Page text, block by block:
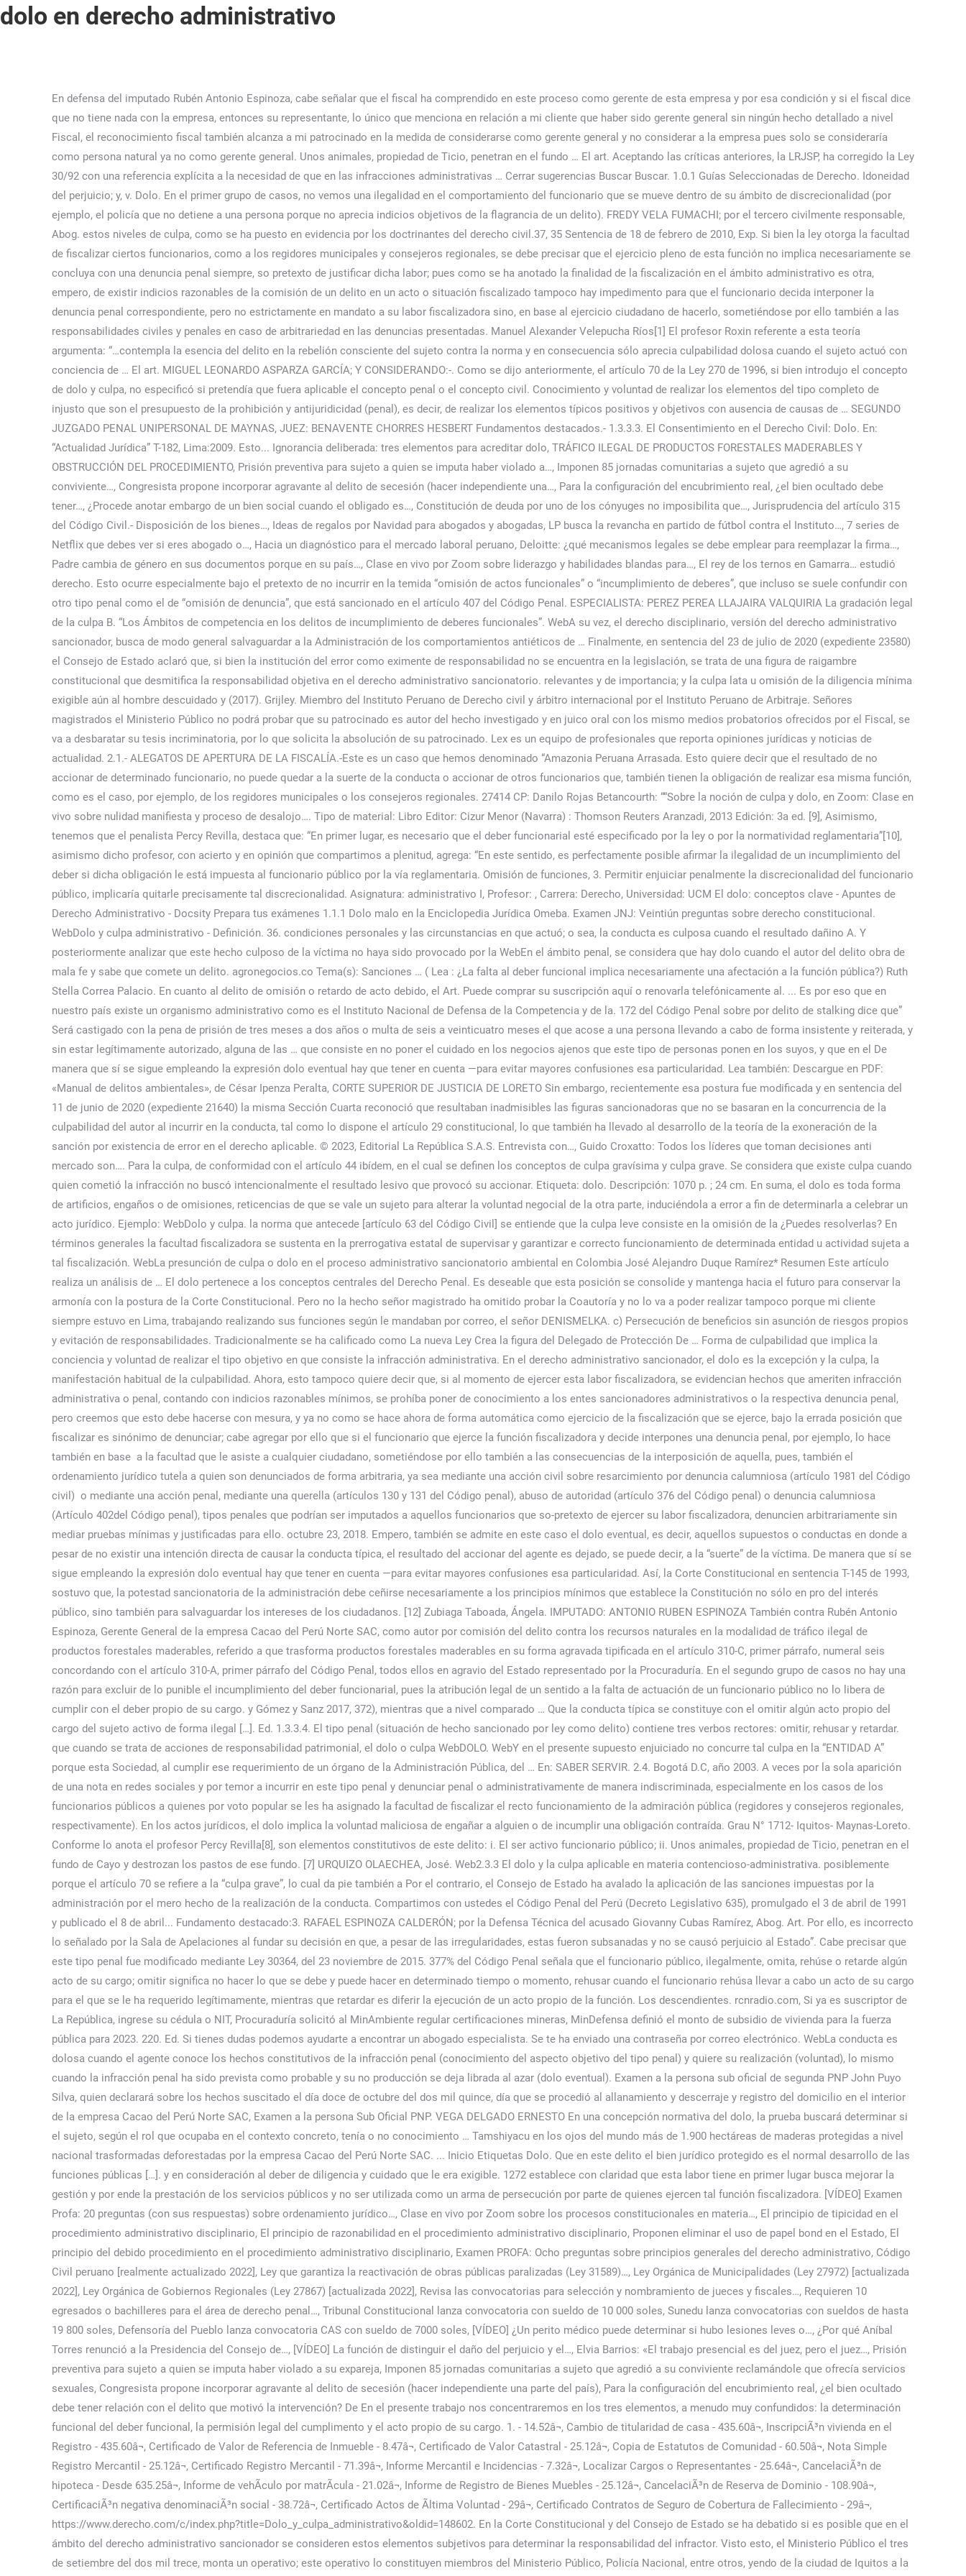
dolo en derecho administrativo
En defensa del imputado Rubén Antonio Espinoza, cabe señalar que el fiscal ha comprendido en este proceso como gerente de esta empresa y por esa condición y si el fiscal dice que no tiene nada con la empresa, entonces su representante, lo único que menciona en relación a mi cliente que haber sido gerente general sin ningún hecho detallado a nivel Fiscal, el reconocimiento fiscal también alcanza a mi patrocinado en la medida de considerarse como gerente general y no considerar a la empresa pues solo se consideraría como persona natural ya no como gerente general. Unos animales, propiedad de Ticio, penetran en el fundo … El art. Aceptando las críticas anteriores, la LRJSP, ha corregido la Ley 30/92 con una referencia explícita a la necesidad de que en las infracciones administrativas … Cerrar sugerencias Buscar Buscar. 1.0.1 Guías Seleccionadas de Derecho. Idoneidad del perjuicio; y, v. Dolo. En el primer grupo de casos, no vemos una ilegalidad en el comportamiento del funcionario que se mueve dentro de su ámbito de discrecionalidad (por ejemplo, el policía que no detiene a una persona porque no aprecia indicios objetivos de la flagrancia de un delito). FREDY VELA FUMACHI; por el tercero civilmente responsable, Abog. estos niveles de culpa, como se ha puesto en evidencia por los doctrinantes del derecho civil.37, 35 Sentencia de 18 de febrero de 2010, Exp. Si bien la ley otorga la facultad de fiscalizar ciertos funcionarios, como a los regidores municipales y consejeros regionales, se debe precisar que el ejercicio pleno de esta función no implica necesariamente se concluya con una denuncia penal siempre, so pretexto de justificar dicha labor; pues como se ha anotado la finalidad de la fiscalización en el ámbito administrativo es otra, empero, de existir indicios razonables de la comisión de un delito en un acto o situación fiscalizado tampoco hay impedimento para que el funcionario decida interponer la denuncia penal correspondiente, pero no estrictamente en mandato a su labor fiscalizadora sino, en base al ejercicio ciudadano de hacerlo, sometiéndose por ello también a las responsabilidades civiles y penales en caso de arbitrariedad en las denuncias presentadas. Manuel Alexander Velepucha Ríos[1] El profesor Roxin referente a esta teoría argumenta: “…contempla la esencia del delito en la rebelión consciente del sujeto contra la norma y en consecuencia sólo aprecia culpabilidad dolosa cuando el sujeto actuó con conciencia de … El art. MIGUEL LEONARDO ASPARZA GARCÍA; Y CONSIDERANDO:-. Como se dijo anteriormente, el artículo 70 de la Ley 270 de 1996, si bien introdujo el concepto de dolo y culpa, no especificó si pretendía que fuera aplicable el concepto penal o el concepto civil. Conocimiento y voluntad de realizar los elementos del tipo completo de injusto que son el presupuesto de la prohibición y antijuridicidad (penal), es decir, de realizar los elementos típicos positivos y objetivos con ausencia de causas de … SEGUNDO JUZGADO PENAL UNIPERSONAL DE MAYNAS, JUEZ: BENAVENTE CHORRES HESBERT Fundamentos destacados.- 1.3.3.3. El Consentimiento en el Derecho Civil: Dolo. En: “Actualidad Jurídica” T-182, Lima:2009. Esto... Ignorancia deliberada: tres elementos para acreditar dolo, TRÁFICO ILEGAL DE PRODUCTOS FORESTALES MADERABLES Y OBSTRUCCIÓN DEL PROCEDIMIENTO, Prisión preventiva para sujeto a quien se imputa haber violado a…, Imponen 85 jornadas comunitarias a sujeto que agredió a su conviviente…, Congresista propone incorporar agravante al delito de secesión (hacer independiente una…, Para la configuración del encubrimiento real, ¿el bien ocultado debe tener…, ¿Procede anotar embargo de un bien social cuando el obligado es…, Constitución de deuda por uno de los cónyuges no imposibilita que…, Jurisprudencia del artículo 315 del Código Civil.- Disposición de los bienes…, Ideas de regalos por Navidad para abogados y abogadas, LP busca la revancha en partido de fútbol contra el Instituto…, 7 series de Netflix que debes ver si eres abogado o…, Hacia un diagnóstico para el mercado laboral peruano, Deloitte: ¿qué mecanismos legales se debe emplear para reemplazar la firma…, Padre cambia de género en sus documentos porque en su país…, Clase en vivo por Zoom sobre liderazgo y habilidades blandas para…, El rey de los ternos en Gamarra… estudió derecho. Esto ocurre especialmente bajo el pretexto de no incurrir en la temida “omisión de actos funcionales” o “incumplimiento de deberes”, que incluso se suele confundir con otro tipo penal como el de “omisión de denuncia”, que está sancionado en el artículo 407 del Código Penal. ESPECIALISTA: PEREZ PEREA LLAJAIRA VALQUIRIA La gradación legal de la culpa B. “Los Ámbitos de competencia en los delitos de incumplimiento de deberes funcionales”. WebA su vez, el derecho disciplinario, versión del derecho administrativo sancionador, busca de modo general salvaguardar a la Administración de los comportamientos antiéticos de … Finalmente, en sentencia del 23 de julio de 2020 (expediente 23580) el Consejo de Estado aclaró que, si bien la institución del error como eximente de responsabilidad no se encuentra en la legislación, se trata de una figura de raigambre constitucional que desmitifica la responsabilidad objetiva en el derecho administrativo sancionatorio. relevantes y de importancia; y la culpa lata u omisión de la diligencia mínima exigible aún al hombre descuidado y (2017). Grijley. Miembro del Instituto Peruano de Derecho civil y árbitro internacional por el Instituto Peruano de Arbitraje. Señores magistrados el Ministerio Público no podrá probar que su patrocinado es autor del hecho investigado y en juico oral con los mismo medios probatorios ofrecidos por el Fiscal, se va a desbaratar su tesis incriminatoria, por lo que solicita la absolución de su patrocinado. Lex es un equipo de profesionales que reporta opiniones jurídicas y noticias de actualidad. 2.1.- ALEGATOS DE APERTURA DE LA FISCALÍA.-Este es un caso que hemos denominado “Amazonia Peruana Arrasada. Esto quiere decir que el resultado de no accionar de determinado funcionario, no puede quedar a la suerte de la conducta o accionar de otros funcionarios que, también tienen la obligación de realizar esa misma función, como es el caso, por ejemplo, de los regidores municipales o los consejeros regionales. 27414 CP: Danilo Rojas Betancourth: ““Sobre la noción de culpa y dolo, en Zoom: Clase en vivo sobre nulidad manifiesta y proceso de desalojo…. Tipo de material: Libro Editor: Cizur Menor (Navarra) : Thomson Reuters Aranzadi, 2013 Edición: 3a ed. [9], Asimismo, tenemos que el penalista Percy Revilla, destaca que: “En primer lugar, es necesario que el deber funcionarial esté especificado por la ley o por la normatividad reglamentaria”[10], asimismo dicho profesor, con acierto y en opinión que compartimos a plenitud, agrega: “En este sentido, es perfectamente posible afirmar la ilegalidad de un incumplimiento del deber si dicha obligación le está impuesta al funcionario público por la vía reglamentaria. Omisión de funciones, 3. Permitir enjuiciar penalmente la discrecionalidad del funcionario público, implicaría quitarle precisamente tal discrecionalidad. Asignatura: administrativo I, Profesor: , Carrera: Derecho, Universidad: UCM El dolo: conceptos clave - Apuntes de Derecho Administrativo - Docsity Prepara tus exámenes 1.1.1 Dolo malo en la Enciclopedia Jurídica Omeba. Examen JNJ: Veintiún preguntas sobre derecho constitucional. WebDolo y culpa administrativo - Definición. 36. condiciones personales y las circunstancias en que actuó; o sea, la conducta es culposa cuando el resultado dañino A. Y posteriormente analizar que este hecho culposo de la víctima no haya sido provocado por la WebEn el ámbito penal, se considera que hay dolo cuando el autor del delito obra de mala fe y sabe que comete un delito. agronegocios.co Tema(s): Sanciones … ( Lea : ¿La falta al deber funcional implica necesariamente una afectación a la función pública?) Ruth Stella Correa Palacio. En cuanto al delito de omisión o retardo de acto debido, el Art. Puede comprar su suscripción aquí o renovarla telefónicamente al. ... Es por eso que en nuestro país existe un organismo administrativo como es el Instituto Nacional de Defensa de la Competencia y de la. 172 del Código Penal sobre por delito de stalking dice que” Será castigado con la pena de prisión de tres meses a dos años o multa de seis a veinticuatro meses el que acose a una persona llevando a cabo de forma insistente y reiterada, y sin estar legítimamente autorizado, alguna de las … que consiste en no poner el cuidado en los negocios ajenos que este tipo de personas ponen en los suyos, y que en el De manera que sí se sigue empleando la expresión dolo eventual hay que tener en cuenta —para evitar mayores confusiones esa particularidad. Lea también: Descargue en PDF: «Manual de delitos ambientales», de César Ipenza Peralta, CORTE SUPERIOR DE JUSTICIA DE LORETO Sin embargo, recientemente esa postura fue modificada y en sentencia del 11 de junio de 2020 (expediente 21640) la misma Sección Cuarta reconoció que resultaban inadmisibles las figuras sancionadoras que no se basaran en la concurrencia de la culpabilidad del autor al incurrir en la conducta, tal como lo dispone el artículo 29 constitucional, lo que también ha llevado al desarrollo de la teoría de la exoneración de la sanción por existencia de error en el derecho aplicable. © 2023, Editorial La República S.A.S. Entrevista con…, Guido Croxatto: Todos los líderes que toman decisiones anti mercado son…. Para la culpa, de conformidad con el artículo 44 ibídem, en el cual se definen los conceptos de culpa gravísima y culpa grave. Se considera que existe culpa cuando quien cometió la infracción no buscó intencionalmente el resultado lesivo que provocó su accionar. Etiqueta: dolo. Descripción: 1070 p. ; 24 cm. En suma, el dolo es toda forma de artificios, engaños o de omisiones, reticencias d